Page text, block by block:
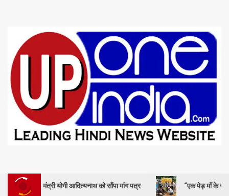
योगी आदित्यनाथ को सौंपा मांग पत्र “एक पेड़ माँ के नाम” – सेण्ट